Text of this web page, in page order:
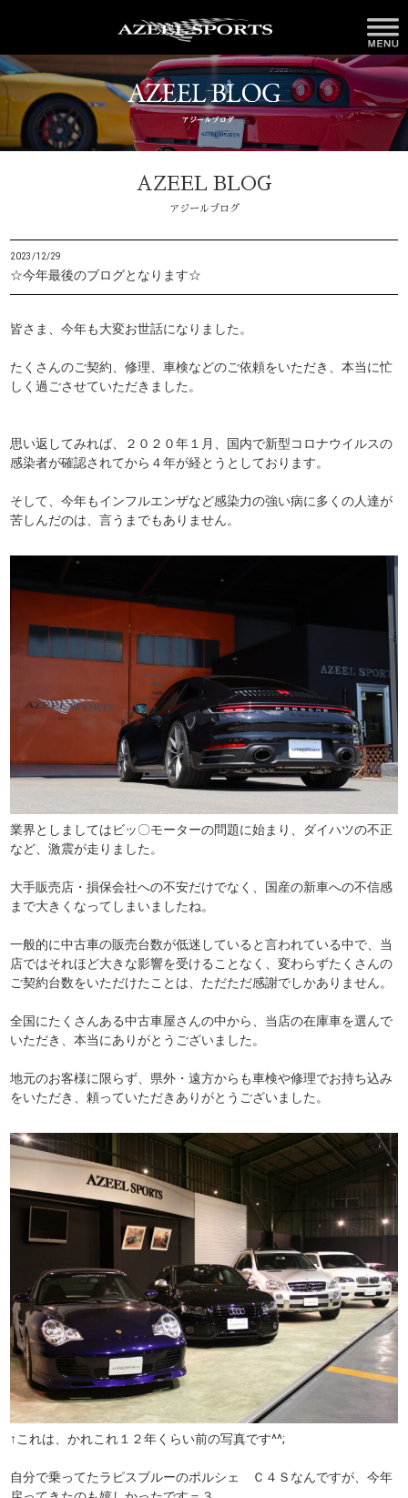
AZEEL BLOG
アジールブログ
2023/12/29
☆今年最後のブログとなります☆
皆さま、今年も大変お世話になりました。
たくさんのご契約、修理、車検などのご依頼をいただき、本当に忙
しく過ごさせていただきました。
思い返してみれば、２０２０年１月、国内で新型コロナウイルスの
感染者が確認されてから４年が経とうとしております。
そして、今年もインフルエンザなど感染力の強い病に多くの人達が
苦しんだのは、言うまでもありません。
業界としましてはビッ〇モーターの問題に始まり、ダイハツの不正
など、激震が走りました。
大手販売店・損保会社への不安だけでなく、国産の新車への不信感
まで大きくなってしまいましたね。
一般的に中古車の販売台数が低迷していると言われている中で、当
店ではそれほど大きな影響を受けることなく、変わらずたくさんの
ご契約台数をいただけたことは、ただただ感謝でしかありません。
全国にたくさんある中古車屋さんの中から、当店の在庫車を選んで
いただき、本当にありがとうございました。
地元のお客様に限らず、県外・遠方からも車検や修理でお持ち込み
をいただき、頼っていただきありがとうございました。
↑これは、かれこれ１２年くらい前の写真です^^;
自分で乗ってたラピスブルーのポルシェ Ｃ４Ｓなんですが、今年